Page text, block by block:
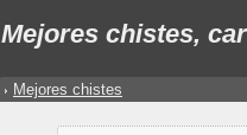
Mejores chistes,
Mejores chistes